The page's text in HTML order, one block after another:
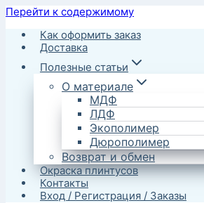
Перейти к содержимому
Как оформить заказ
Доставка
Полезные статьи
О материале
МДФ
ЛДФ
Экополимер
Дюрополимер
Возврат и обмен
Окраска плинтусов
Контакты
Вход / Регистрация / Заказы